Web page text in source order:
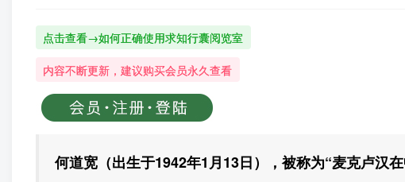
点击查看→如何正确使用求知行囊阅览室
内容不断更新，建议购买会员永久查看
何道宽（出生于1942年1月13日），被称为“麦克卢汉